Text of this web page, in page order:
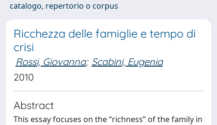
catalogo, repertorio o corpus
Ricchezza delle famiglie e tempo di
crisi
Rossi, Giovanna; Scabini, Eugenia
2010
Abstract
This essay focuses on the “richness” of the family in